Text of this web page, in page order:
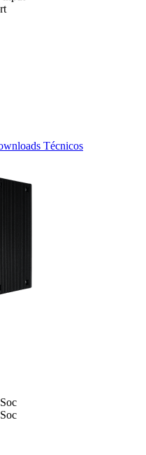
Técnicos